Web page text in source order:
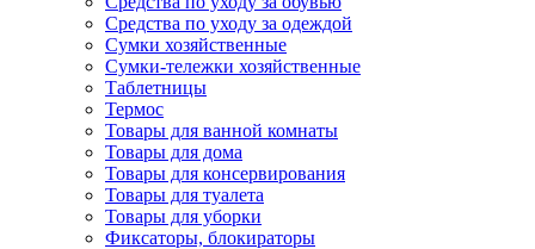
Средства по уходу за одеждой
Сумки хозяйственные
Сумки-тележки хозяйственные
Таблетницы
Термос
Товары для ванной комнаты
Товары для дома
Товары для консервирования
Товары для туалета
Товары для уборки
Фиксаторы, блокираторы